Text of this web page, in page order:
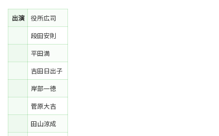
出演
役所広司
段田安則
平田満
吉田日出子
岸部一徳
菅原大吉
田山涼成